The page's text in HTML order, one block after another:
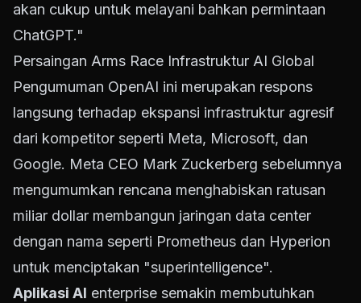
akan cukup untuk melayani bahkan permintaan
ChatGPT."
Persaingan Arms Race Infrastruktur AI Global
Pengumuman OpenAI ini merupakan respons
langsung terhadap ekspansi infrastruktur agresif
dari kompetitor seperti Meta, Microsoft, dan
Google. Meta CEO Mark Zuckerberg sebelumnya
mengumumkan rencana menghabiskan ratusan
miliar dollar membangun jaringan data center
dengan nama seperti Prometheus dan Hyperion
untuk menciptakan "superintelligence".
Aplikasi AI enterprise semakin membutuhkan